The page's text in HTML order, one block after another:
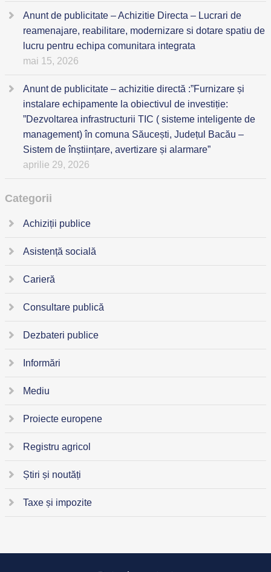
Anunt de publicitate – Achizitie Directa – Lucrari de
reamenajare, reabilitare, modernizare si dotare spatiu de
lucru pentru echipa comunitara integrata
mai 15, 2026
Anunt de publicitate – achizitie directă :”Furnizare și
instalare echipamente la obiectivul de investiție:
”Dezvoltarea infrastructurii TIC ( sisteme inteligente de
management) în comuna Săucești, Județul Bacău –
Sistem de înștiințare, avertizare și alarmare”
aprilie 29, 2026
Categorii
Achiziții publice
Asistență socială
Carieră
Consultare publică
Dezbateri publice
Informări
Mediu
Proiecte europene
Registru agricol
Știri și noutăți
Taxe și impozite